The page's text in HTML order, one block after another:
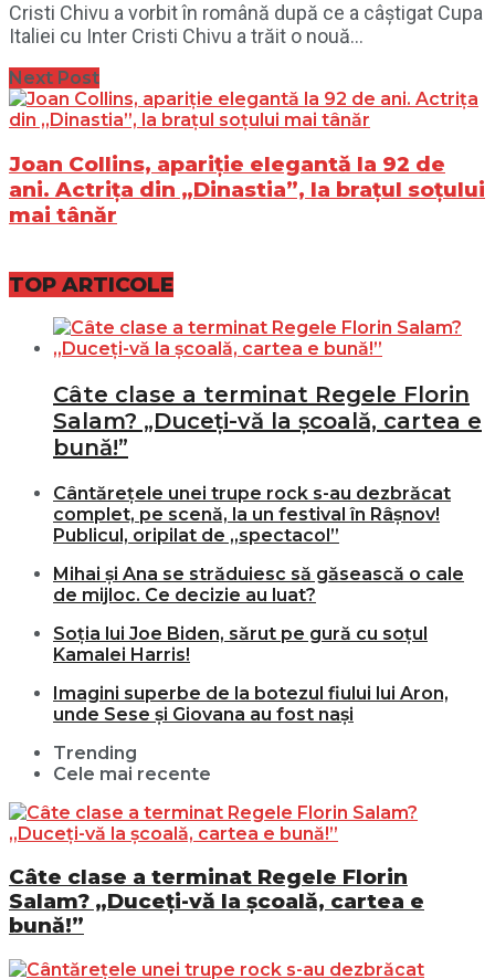
Cristi Chivu a vorbit în română după ce a câștigat Cupa
Italiei cu Inter Cristi Chivu a trăit o nouă...
Next Post
Joan Collins, apariție elegantă la 92 de
ani. Actrița din „Dinastia”, la brațul soțului
mai tânăr
TOP ARTICOLE
Câte clase a terminat Regele Florin
Salam? „Duceți-vă la școală, cartea e
bună!”
Cântărețele unei trupe rock s-au dezbrăcat
complet, pe scenă, la un festival în Râșnov!
Publicul, oripilat de „spectacol”
Mihai și Ana se străduiesc să găsească o cale
de mijloc. Ce decizie au luat?
Soția lui Joe Biden, sărut pe gură cu soțul
Kamalei Harris!
Imagini superbe de la botezul fiului lui Aron,
unde Sese și Giovana au fost nași
Trending
Cele mai recente
Câte clase a terminat Regele Florin
Salam? „Duceți-vă la școală, cartea e
bună!”